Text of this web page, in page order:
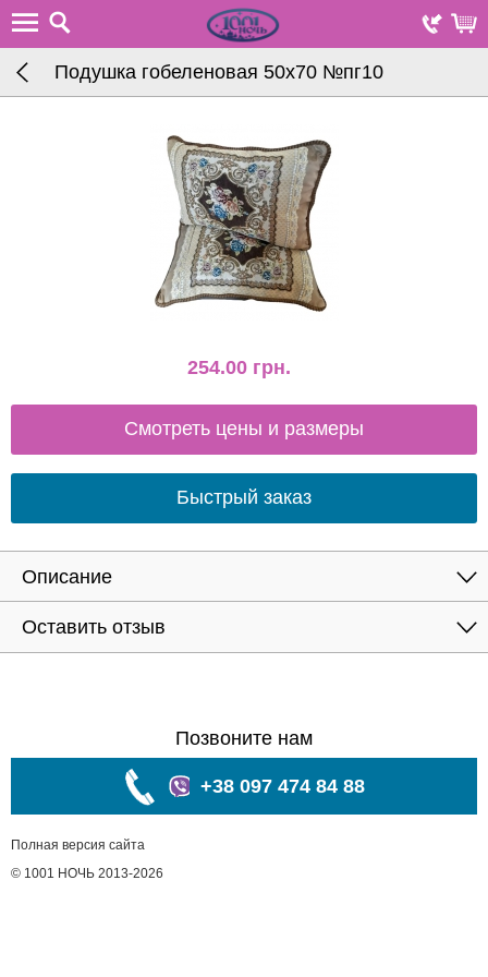
Подушка гобеленовая 50х70 №пг10
254.00 грн.
Смотреть цены и размеры
Быстрый заказ
Описание
Оставить отзыв
Позвоните нам
+38 097 474 84 88
Полная версия сайта
© 1001 НОЧЬ 2013-2026